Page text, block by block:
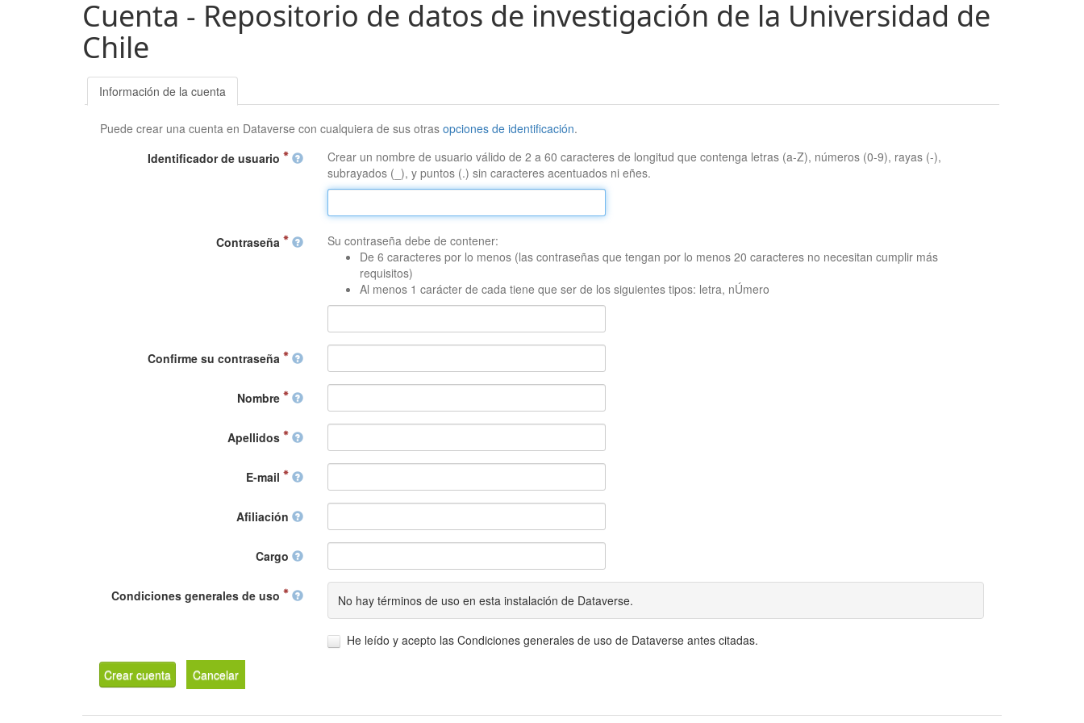
Cuenta - Repositorio de datos de investigación de la Universidad de
Chile
Información de la cuenta
Puede crear una cuenta en Dataverse con cualquiera de sus otrasopciones de identificación.
Identificador de usuario
Crear un nombre de usuario válido de 2 a 60 caracteres de longitud que contenga letras (a-Z), números (0-9), rayas (-),
subrayados (_), y puntos (.) sin caracteres acentuados ni eñes.
Contraseña
Su contraseña debe de contener:
De 6 caracteres por lo menos (las contraseñas que tengan por lo menos 20 caracteres no necesitan cumplir más
requisitos)
Al menos 1 carácter de cada tiene que ser de los siguientes tipos: letra, nÚmero
Confirme su contraseña
Nombre
Apellidos
E-mail
Afiliación
Cargo
Condiciones generales de uso No hay términos de uso en esta instalación de Dataverse.
He leído y acepto las Condiciones generales de uso de Dataverse antes citadas.
Crear cuenta Cancelar